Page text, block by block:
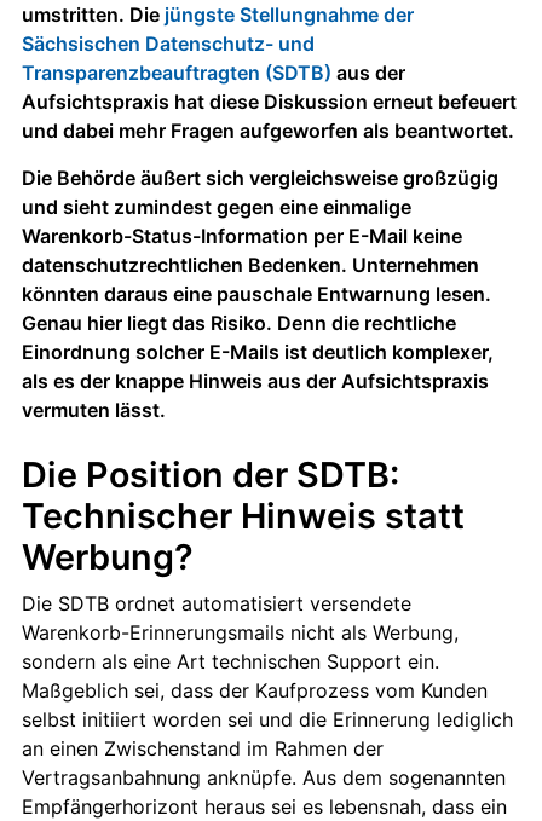
umstritten. Die jüngste Stellungnahme der
Sächsischen Datenschutz- und
Transparenzbeauftragten (SDTB) aus der
Aufsichtspraxis hat diese Diskussion erneut befeuert
und dabei mehr Fragen aufgeworfen als beantwortet.
Die Behörde äußert sich vergleichsweise großzügig
und sieht zumindest gegen eine einmalige
Warenkorb-Status-Information per E-Mail keine
datenschutzrechtlichen Bedenken. Unternehmen
könnten daraus eine pauschale Entwarnung lesen.
Genau hier liegt das Risiko. Denn die rechtliche
Einordnung solcher E-Mails ist deutlich komplexer,
als es der knappe Hinweis aus der Aufsichtspraxis
vermuten lässt.
Die Position der SDTB:
Technischer Hinweis statt
Werbung?
Die SDTB ordnet automatisiert versendete
Warenkorb-Erinnerungsmails nicht als Werbung,
sondern als eine Art technischen Support ein.
Maßgeblich sei, dass der Kaufprozess vom Kunden
selbst initiiert worden sei und die Erinnerung lediglich
an einen Zwischenstand im Rahmen der
Vertragsanbahnung anknüpfe. Aus dem sogenannten
Empfängerhorizont heraus sei es lebensnah, dass ein